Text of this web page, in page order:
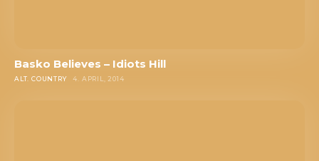
Basko Believes – Idiots Hill
ALT. COUNTRY 4. APRIL, 2014